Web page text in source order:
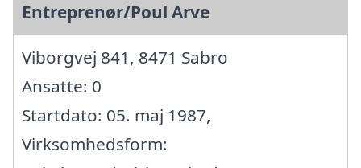
Entreprenør/Poul Arve
Viborgvej 841, 8471 Sabro
Ansatte: 0
Startdato: 05. maj 1987,
Virksomhedsform: